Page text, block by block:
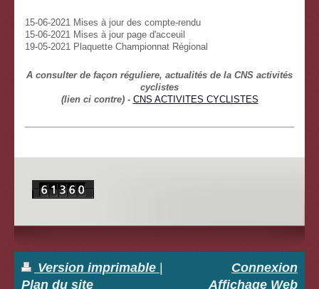
15-06-2021 Mises à jour des compte-rendu
15-06-2021 Mises à jour page d'acceuil
19-05-2021 Plaquette Championnat Régional
A consulter de façon réguliere, actualités de la CNS activités
cyclistes
(lien ci contre) - CNS ACTIVITES CYCLISTES
Version imprimable |
Plan du site
Connexion
Affichage Web